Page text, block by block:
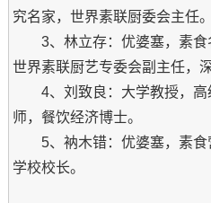
究名家，世界素联厨委会主任。
3、林立存：优婆塞，素食
世界素联厨艺专委会副主任，
4、刘致良：大学教授，
师，餐饮经济博士。
5、衲木错：优婆塞，素
学校校长。